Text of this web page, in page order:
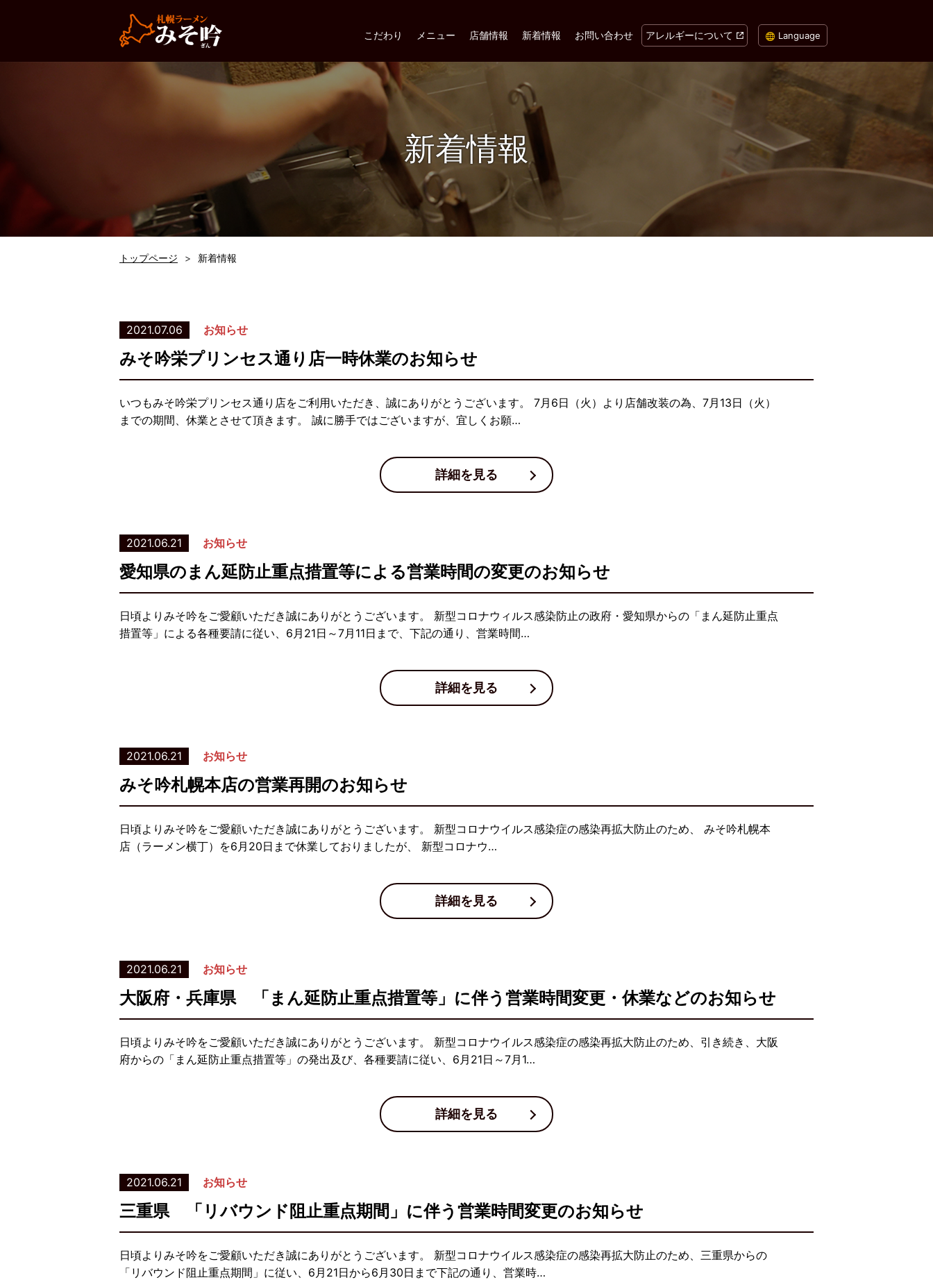
Language
こだわり メニュー 店舗情報 新着情報 お問い合わせ アレルギーについて
新着情報
トップページ 新着情報
2021.07.06 お知らせ
みそ吟栄プリンセス通り店一時休業のお知らせ
いつもみそ吟栄プリンセス通り店をご利用いただき、誠にありがとうございます。 7月6日（火）より店舗改装の為、7月13日（火）
までの期間、休業とさせて頂きます。 誠に勝手ではございますが、宜しくお願…
詳細を見る
2021.06.21 お知らせ
愛知県のまん延防止重点措置等による営業時間の変更のお知らせ
日頃よりみそ吟をご愛顧いただき誠にありがとうございます。 新型コロナウィルス感染防止の政府・愛知県からの「まん延防止重点
措置等」による各種要請に従い、6月21日～7月11日まで、下記の通り、営業時間…
詳細を見る
2021.06.21 お知らせ
みそ吟札幌本店の営業再開のお知らせ
日頃よりみそ吟をご愛顧いただき誠にありがとうございます。 新型コロナウイルス感染症の感染再拡大防止のため、 みそ吟札幌本
店（ラーメン横丁）を6月20日まで休業しておりましたが、 新型コロナウ…
詳細を見る
2021.06.21 お知らせ
大阪府・兵庫県 「まん延防止重点措置等」に伴う営業時間変更・休業などのお知らせ
日頃よりみそ吟をご愛顧いただき誠にありがとうございます。 新型コロナウイルス感染症の感染再拡大防止のため、引き続き、大阪
府からの「まん延防止重点措置等」の発出及び、各種要請に従い、6月21日～7月1…
詳細を見る
2021.06.21 お知らせ
三重県 「リバウンド阻止重点期間」に伴う営業時間変更のお知らせ
日頃よりみそ吟をご愛顧いただき誠にありがとうございます。 新型コロナウイルス感染症の感染再拡大防止のため、三重県からの
「リバウンド阻止重点期間」に従い、6月21日から6月30日まで下記の通り、営業時…